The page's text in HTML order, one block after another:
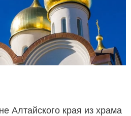
Алтайского края из храма